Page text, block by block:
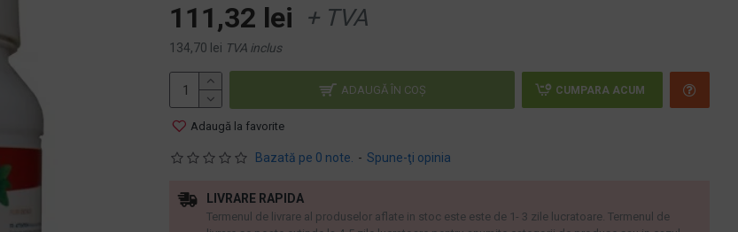
Bazată pe 0 note. - Spune-ţi opinia
111,32 lei + TVA
134,70 lei TVA inclus
ADAUGĂ ÎN COŞ CUMPARA ACUM
Adaugă la favorite
LIVRARE RAPIDA
Termenul de livrare al produselor aflate in stoc este este de 1- 3 zile lucratoare. Termenul de